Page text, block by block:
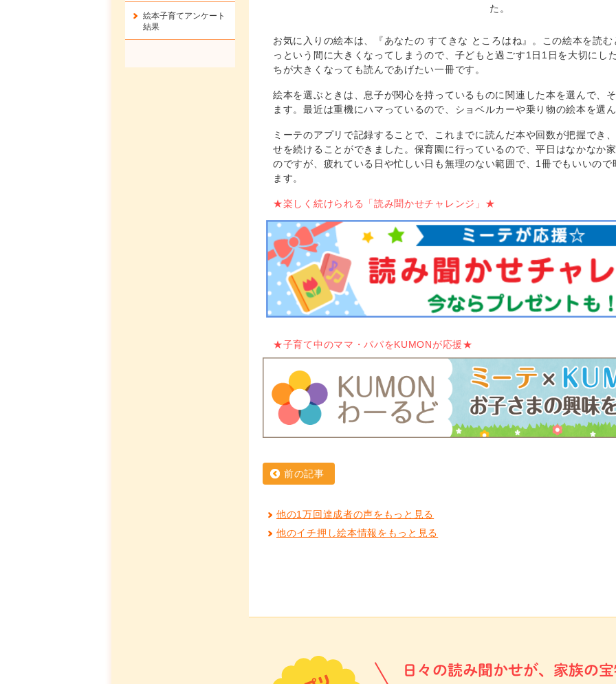
た。
お気に入りの絵本は、『あなたの すてきな ところはね』。この絵本を読
っという間に大きくなってしまうので、子どもと過ごす1日1日を大切にし
ちが大きくなっても読んであげたい一冊です。
絵本を選ぶときは、息子が関心を持っているものに関連した本を選んで、
ます。最近は重機にハマっているので、ショベルカーや乗り物の絵本を選
ミーテのアプリで記録することで、これまでに読んだ本や回数が把握でき
せを続けることができました。保育園に行っているので、平日はなかなか
のですが、疲れている日や忙しい日も無理のない範囲で、1冊でもいいの
ます。
★楽しく続けられる「読み聞かせチャレンジ」★
★子育て中のママ・パパをKUMONが応援★
前の記事
他の1万回達成者の声をもっと見る
他のイチ押し絵本情報をもっと見る
絵本子育てアンケート
結果
日々の読み聞かせが、家族の